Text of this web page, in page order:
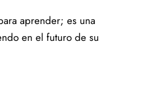
aprender; es una
en el futuro de su